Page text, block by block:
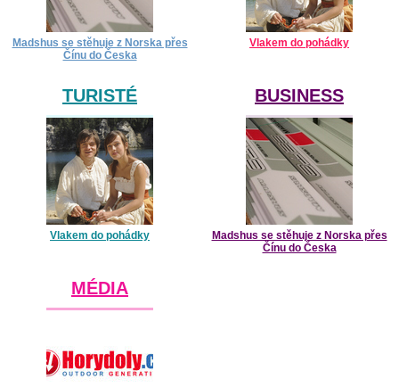
Madshus se stěhuje z Norska přes
Čínu do Česka
Vlakem do pohádky
TURISTÉ
Vlakem do pohádky
BUSINESS
Madshus se stěhuje z Norska přes
Čínu do Česka
MÉDIA